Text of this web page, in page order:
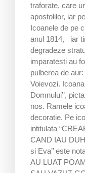
traforate, care
apostolilor, iar
Icoanele de pe
anul 1814, iar
degradeze
imparatesti au
pulberea de
Voievozi.
Domnului’’,
nos. Ramele
decoratie. Pe
intitulata
CAND IAU DUH
si Eva’’ este
AU LUAT